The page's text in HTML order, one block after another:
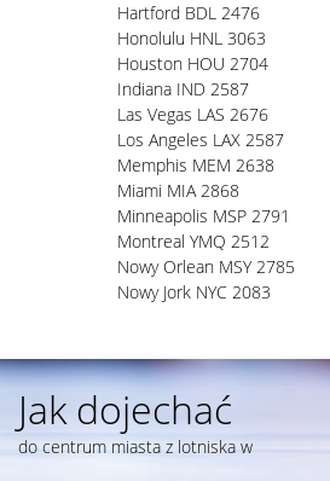
Hartford BDL 2476
Honolulu HNL 3063
Houston HOU 2704
Indiana IND 2587
Las Vegas LAS 2676
Los Angeles LAX 2587
Memphis MEM 2638
Miami MIA 2868
Minneapolis MSP 2791
Montreal YMQ 2512
Nowy Orlean MSY 2785
Nowy Jork NYC 2083
Jak dojechać
do centrum miasta z lotniska w